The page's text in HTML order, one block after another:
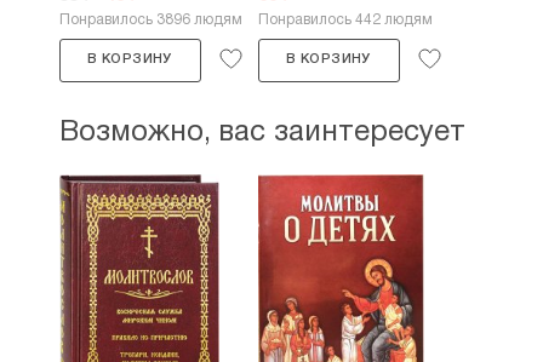
Понравилось 3896 людям
В КОРЗИНУ
Понравилось 442 людям
В КОРЗИНУ
Возможно, вас заинтересует